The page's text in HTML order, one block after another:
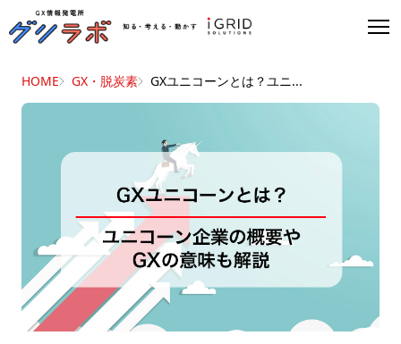
HOME GX・脱炭素 GXユニコーンとは？ユニ...